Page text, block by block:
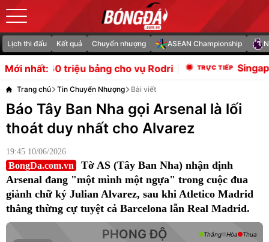
Lịch thi đấu Kết quả Chuyển nhượng ASEAN Championship
Mới nhất:
cho vụ Rodri Singapore 0-1 Indonesia:
Trang chủ Tin Chuyển Nhượng Bài viết
Báo Tây Ban Nha gọi Arsenal là lối
thoát duy nhất cho Alvarez
19:45 10/06/2026
BongDa.com.vn
Tờ AS (Tây Ban Nha) nhận định
Arsenal đang "một mình một ngựa" trong cuộc đua
giành chữ ký Julian Alvarez, sau khi Atletico Madrid
thẳng thừng cự tuyệt cả Barcelona lẫn Real Madrid.
PHONG ĐỘ Thắng Hòa Thua